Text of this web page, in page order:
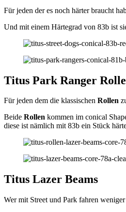
Für jeden der es noch härter braucht
Und mit einem Härtegrad von 83b ist
Titus Park Ranger
Für jeden dem die klassischen Rollen
Beide Rollen kommen im conical
diese ist nämlich mit 83b ein Stück
Titus Lazer Beams
Wer mit Street und Park fahren